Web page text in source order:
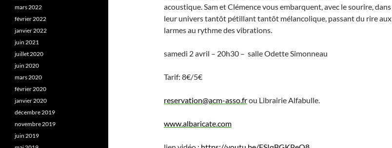
acoustique. Sam et Clémence vous embarquent, avec le sourire, dans
leur univers tantôt pétillant tantôt mélancolique, passant du rire aux
larmes au rythme des vibrations.
samedi 2 avril – 20h30 – salle Odette Simonneau
Tarif: 8€/5€
reservation@acm-asso.frou Librairie Alfabulle.
www.albaricate.com
mars 2022
février 2022
janvier 2022
juin 2021
juillet 2020
juin 2020
mars 2020
février 2020
janvier 2020
décembre 2019
novembre 2019
juin 2019